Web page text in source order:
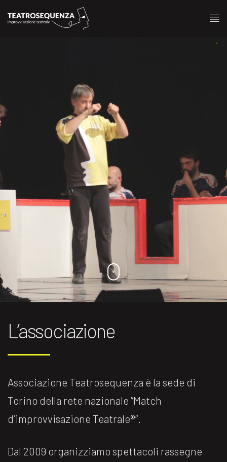
L’associazione
Associazione Teatrosequenza è la sede di
Torino della rete nazionale ”Match
d’improvvisazione Teatrale®️“.
Dal 2009 organizziamo spettacoli rassegne